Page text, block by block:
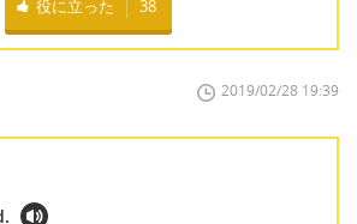
役に立った 38
2019/02/28 19:39